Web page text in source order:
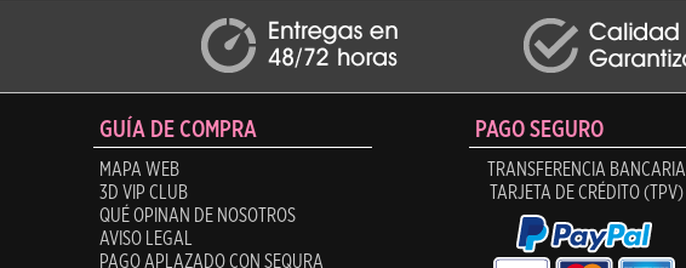
GUÍA DE COMPRA
MAPA WEB
3D VIP CLUB
QUÉ OPINAN DE NOSOTROS
AVISO LEGAL
PAGO APLAZADO CON SEQURA
PAGO SEGURO
TRANSFERENCIA BANCARIA
TARJETA DE CRÉDITO (TPV)